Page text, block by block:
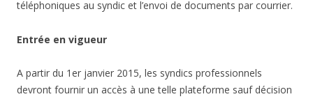
téléphoniques au syndic et l’envoi de documents par courrier.
Entrée en vigueur
A partir du 1er janvier 2015, les syndics professionnels
devront fournir un accès à une telle plateforme sauf décision